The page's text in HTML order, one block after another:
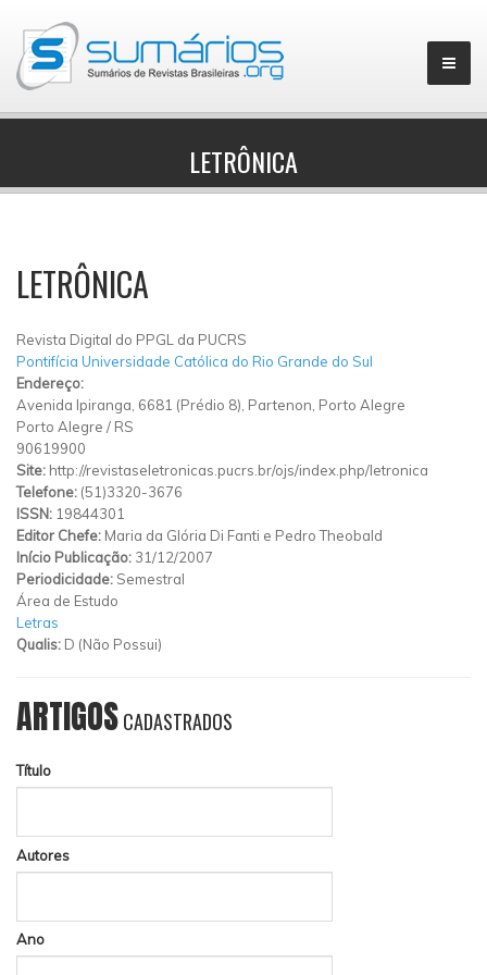
▼
LETRÔNICA
LETRÔNICA
Revista Digital do PPGL da PUCRS
Pontifícia Universidade Católica do Rio Grande do Sul
Endereço:
Avenida Ipiranga, 6681 (Prédio 8), Partenon, Porto Alegre
Porto Alegre / RS
90619900
Site: http://revistaseletronicas.pucrs.br/ojs/index.php/letronica
Telefone: (51)3320-3676
ISSN: 19844301
Editor Chefe: Maria da Glória Di Fanti e Pedro Theobald
Início Publicação: 31/12/2007
Periodicidade: Semestral
Área de Estudo
Letras
Qualis: D (Não Possui)
ARTIGOSCADASTRADOS
Título
Autores
Ano